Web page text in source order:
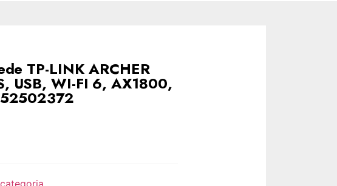
TP-LINK ARCHER
USB, WI-FI 6, AX1800,